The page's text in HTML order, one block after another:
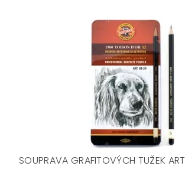
SOUPRAVA GRAFITOVÝCH TUŽEK ART